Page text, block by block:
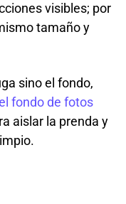
visibles; por
tamaño y
sino el fondo,
fondo de fotos
aislar la prenda y